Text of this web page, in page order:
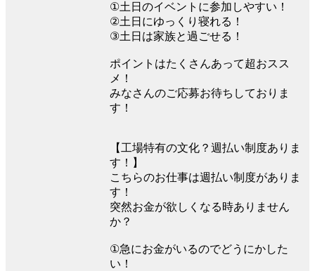
①土日のイベントに参加しやすい！
②土日にゆっくり寝れる！
③土日は家族と過ごせる！
ポイントはたくさんあって超おスス
メ！
みなさんのご応募お待ちしておりま
す！
【工場特有の文化？週払い制度ありま
す！】
こちらのお仕事は週払い制度がありま
す！
突然お金が欲しくなる時ありません
か？
①急にお金がいるのでどうにかした
い！